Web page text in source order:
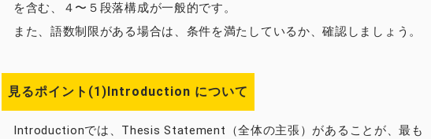
を含む、４〜５段落構成が一般的です。
また、語数制限がある場合は、条件を満たしているか、確認しましょう。
見るポイント(1)Introduction について
Introductionでは、Thesis Statement（全体の主張）があることが、最も